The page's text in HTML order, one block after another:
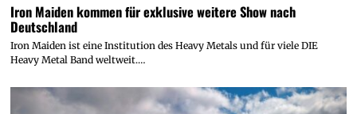
Iron Maiden kommen für exklusive weitere Show nach
Deutschland
Iron Maiden ist eine Institution des Heavy Metals und für viele DIE
Heavy Metal Band weltweit.…